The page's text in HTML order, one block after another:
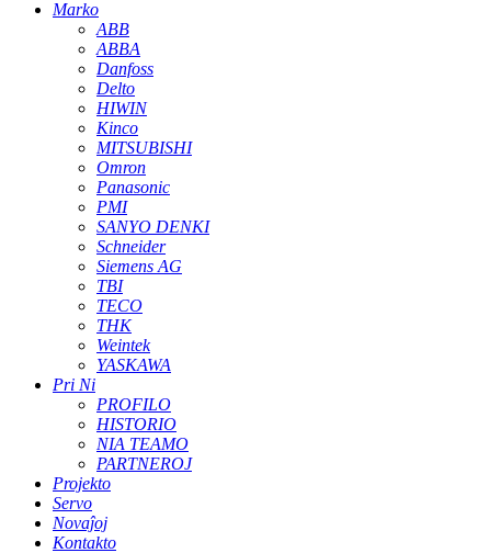
Marko
ABB
ABBA
Danfoss
Delto
HIWIN
Kinco
MITSUBISHI
Omron
Panasonic
PMI
SANYO DENKI
Schneider
Siemens AG
TBI
TECO
THK
Weintek
YASKAWA
Pri Ni
PROFILO
HISTORIO
NIA TEAMO
PARTNEROJ
Projekto
Servo
Novaĵoj
Kontakto